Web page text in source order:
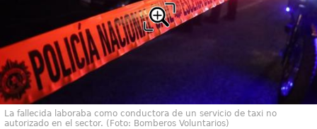
La fallecida laboraba como conductora de un servicio de taxi no
autorizado en el sector. (Foto: Bomberos Voluntarios)